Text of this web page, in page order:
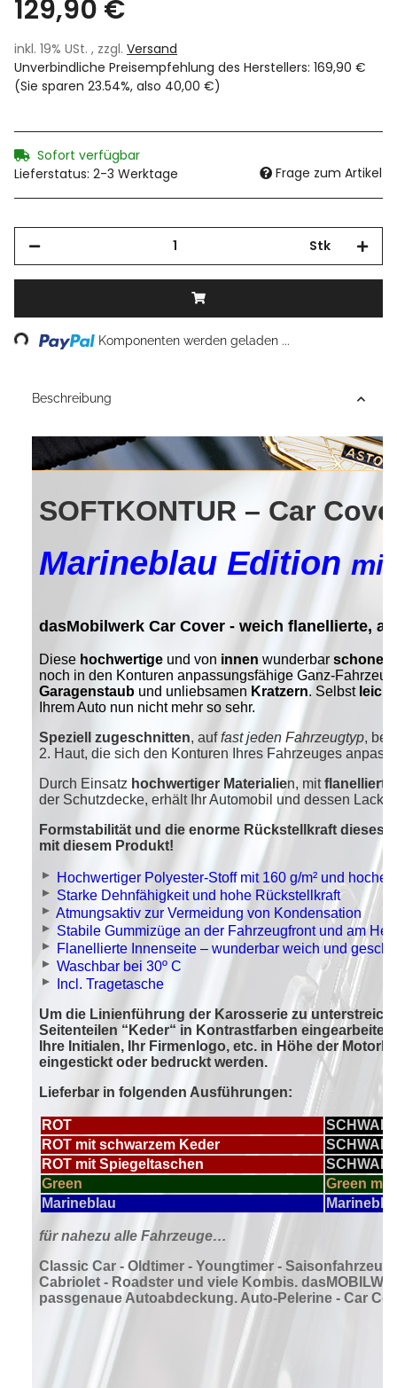
129,90 €
inkl. 19% USt. , zzgl. Versand
Unverbindliche Preisempfehlung des Herstellers: 169,90 €
(Sie sparen 23.54%, also 40,00 €)
Sofort verfügbar
Lieferstatus: 2-3 Werktage
Frage zum Artikel
Stk
Loading... Komponenten werden geladen ...
Beschreibung